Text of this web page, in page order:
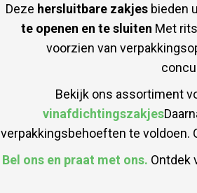
Deze hersluitbare zakjes bieden
te openen en te sluiten Met
voorzien van
Bekijk ons ​​assortiment
vinafdichtingszakjes
verpakkingsbehoeften te voldoen.
Bel ons en praat met ons. Ontdek